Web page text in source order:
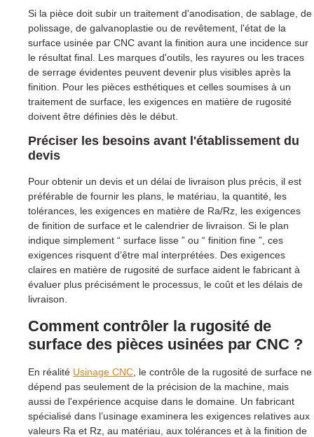
Si la pièce doit subir un traitement d'anodisation, de sablage, de
polissage, de galvanoplastie ou de revêtement, l'état de la
surface usinée par CNC avant la finition aura une incidence sur
le résultat final. Les marques d'outils, les rayures ou les traces
de serrage évidentes peuvent devenir plus visibles après la
finition. Pour les pièces esthétiques et celles soumises à un
traitement de surface, les exigences en matière de rugosité
doivent être définies dès le début.
Préciser les besoins avant l'établissement du
devis
Pour obtenir un devis et un délai de livraison plus précis, il est
préférable de fournir les plans, le matériau, la quantité, les
tolérances, les exigences en matière de Ra/Rz, les exigences
de finition de surface et le calendrier de livraison. Si le plan
indique simplement “ surface lisse ” ou “ finition fine ”, ces
exigences risquent d’être mal interprétées. Des exigences
claires en matière de rugosité de surface aident le fabricant à
évaluer plus précisément le processus, le coût et les délais de
livraison.
Comment contrôler la rugosité de
surface des pièces usinées par CNC ?
En réalité Usinage CNC , le contrôle de la rugosité de surface ne
dépend pas seulement de la précision de la machine, mais
aussi de l'expérience acquise dans le domaine. Un fabricant
spécialisé dans l’usinage examinera les exigences relatives aux
valeurs Ra et Rz, au matériau, aux tolérances et à la finition de